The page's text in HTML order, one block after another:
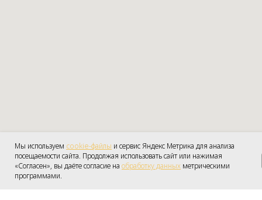
Получить
Мы используем cookie-файлы и сервис Яндекс Метрика для анализа
посещаемости сайта. Продолжая использовать сайт или нажимая
«Согласен», вы даёте согласие на обработку данных метрическими
программами.
ПОЛУЧИТЬ